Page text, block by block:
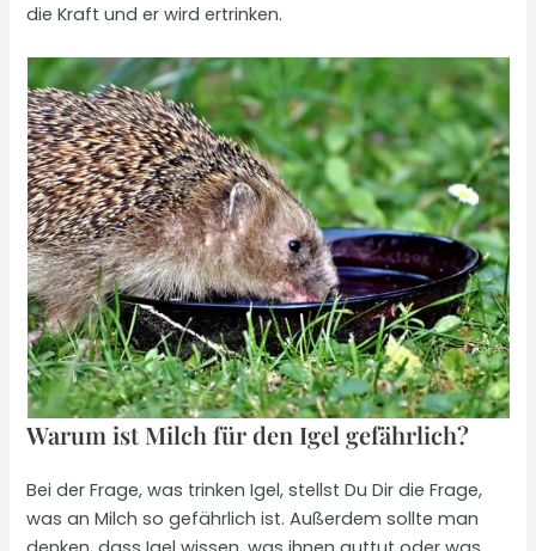
die Kraft und er wird ertrinken.
Warum ist Milch für den Igel gefährlich?
Bei der Frage, was trinken Igel, stellst Du Dir die Frage,
was an Milch so gefährlich ist. Außerdem sollte man